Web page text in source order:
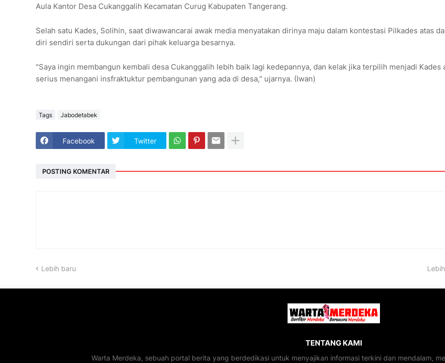
Aula Kantor Desa Cukanggalih Kecamatan Curug Kabupaten Tangerang.
Selah satu Kades, Solihin, saat diwawancarai awak media menyatakan dirinya maju dalam kontestasi Pilkades atas
diri sendiri serta dukungan dari pihak keluarga besarnya.
"Saya ingin membangun kembali desa Cukanggalih lebih baik lagi kedepannya, dan kelak jika terpilih menjadi Kades
serius menangani insfraktuktur pembangunan yang ada di desa," ujarnya. (Iwan)
Tags Jabodetabek
Facebook Twitter
POSTING KOMENTAR
Lebih baru
TENTANG KAMI
Warta Merdeka, sebuah portal berita yang berdedikasi untuk menyajikan informasi terkini dan mendalam,